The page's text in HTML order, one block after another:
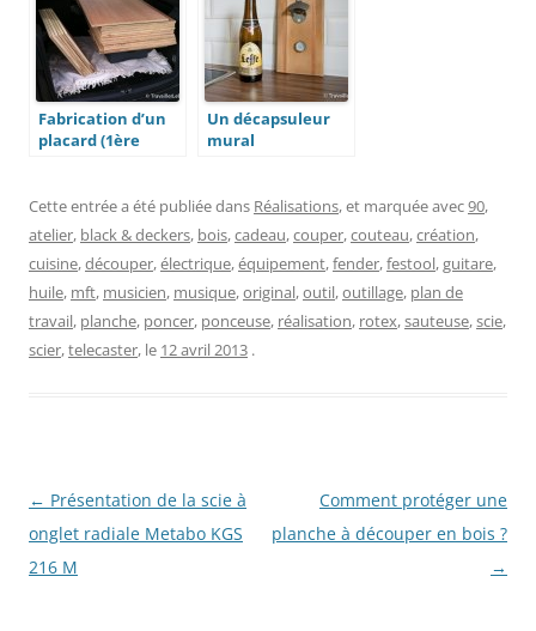
Fabrication d’un
placard (1ère
Un décapsuleur
mural
Cette entrée a été publiée dans Réalisations, et marquée avec90,
atelier, black & deckers, bois,cadeau,couper,couteau,création,
cuisine,découper,électrique,équipement,fender,festool,guitare,
huile, mft, musicien, musique,original,outil,outillage, plan de
travail, planche, poncer, ponceuse, réalisation, rotex,sauteuse,scie,
scier,telecaster, le 12 avril 2013 .
Navigation
des
articles
← Présentation de la scie à
onglet radiale Metabo KGS
216 M
Comment protéger une
planche à découper en bois ?
→